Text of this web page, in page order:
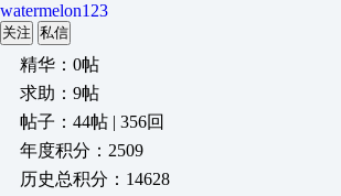
watermelon123
关注 私信
精华：0帖
求助：9帖
帖子：44帖 | 356回
年度积分：2509
历史总积分：14628